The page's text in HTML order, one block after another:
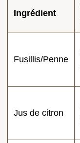
Ingrédient
Fusillis/Penne
Jus de citron